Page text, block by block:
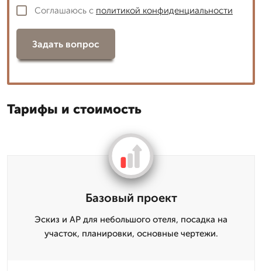
Соглашаюсь с политикой конфиденциальности
Задать вопрос
Тарифы и стоимость
Базовый проект
Эскиз и АР для небольшого отеля, посадка на
участок, планировки, основные чертежи.